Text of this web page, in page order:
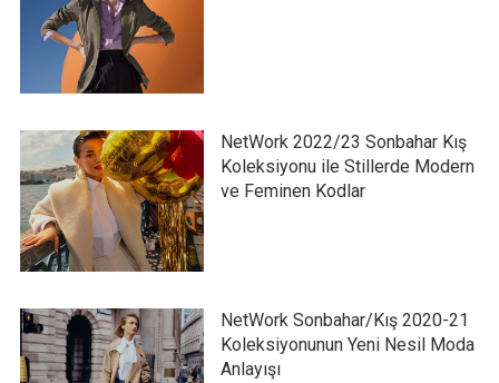
NetWork 2022/23 Sonbahar Kış
Koleksiyonu ile Stillerde Modern
ve Feminen Kodlar
NetWork Sonbahar/Kış 2020-21
Koleksiyonunun Yeni Nesil Moda
Anlayışı